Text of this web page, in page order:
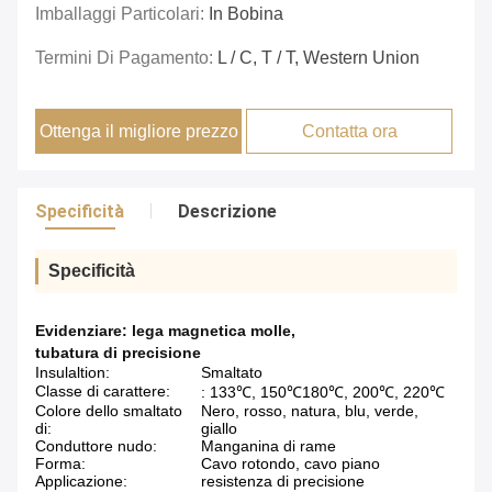
Imballaggi Particolari: In Bobina
Termini Di Pagamento: L / C, T / T, Western Union
Ottenga il migliore prezzo Contatta ora
Specificità Descrizione
Specificità
Evidenziare: lega magnetica molle,
tubatura di precisione
Insulaltion:
Smaltato
Classe di carattere:
: 133℃, 150℃180℃, 200℃, 220℃
Colore dello smaltato
di:
Nero, rosso, natura, blu, verde,
giallo
Conduttore nudo:
Manganina di rame
Forma:
Cavo rotondo, cavo piano
Applicazione:
resistenza di precisione